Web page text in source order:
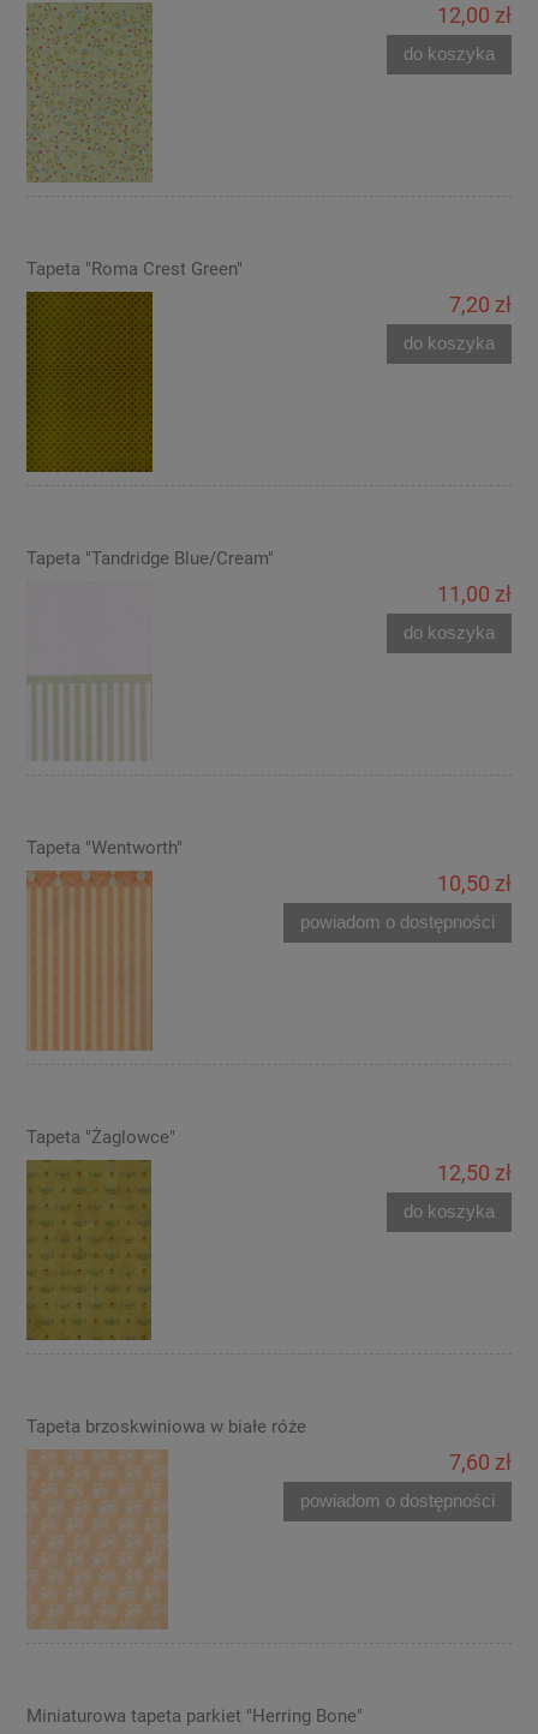
12,00 zł
do koszyka
Tapeta "Roma Crest Green"
7,20 zł
do koszyka
Tapeta "Tandridge Blue/Cream"
11,00 zł
do koszyka
Tapeta "Wentworth"
10,50 zł
powiadom o dostępności
Tapeta "Żaglowce"
12,50 zł
do koszyka
Tapeta brzoskwiniowa w białe róże
7,60 zł
powiadom o dostępności
Miniaturowa tapeta parkiet "Herring Bone"